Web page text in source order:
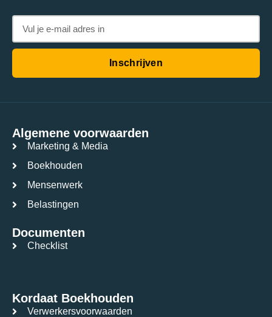
Inschrijven
Algemene voorwaarden
Marketing & Media
Boekhouden
Mensenwerk
Belastingen
Documenten
Checklist
Kordaat Boekhouden
Verwerkersvoorwaarden